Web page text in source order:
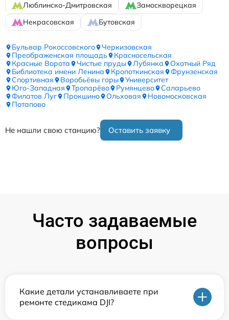
Люблинско-Дмитровская
Замоскворецкая
Некрасовская
Бутовская
Бульвар Рокоссовского
Черкизовская
Преображенская площадь
Красносельская
Красные Ворота
Чистые пруды Лубянка
Охотный Ряд
Библиотека имени Ленина
Кропоткинская
Фрунзенская
Спортивная
Воробьёвы горы
Университет
Юго-Западная
Тропарёво Румянцево
Саларьево
Филатов Луг
Прокшино Ольховая
Новомосковская
Потапово
Не нашли свою станцию? Оставить заявку
Часто задаваемые
вопросы
Какие детали устанавливаете при
ремонте стедикама DJI?